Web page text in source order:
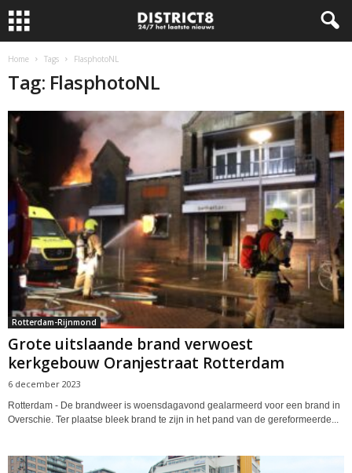
Home Tags FlasphotoNL
Tag: FlasphotoNL
Rotterdam-Rijnmond
Grote uitslaande brand verwoest
kerkgebouw Oranjestraat Rotterdam
6 december 2023
Rotterdam - De brandweer is woensdagavond gealarmeerd voor een brand in
Overschie. Ter plaatse bleek brand te zijn in het pand van de gereformeerde...